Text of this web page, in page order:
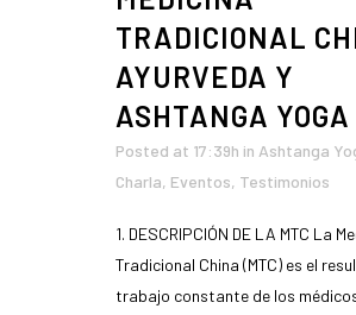
TRADICIONAL
AYURVEDA Y
ASHTANGA YOGA
Posted at 17:39h in Ashtanga
Charla, Eventos, Testimonios
1. DESCRIPCIÓN DE LA MTC La
Tradicional China (MTC) es el
trabajo constante de los